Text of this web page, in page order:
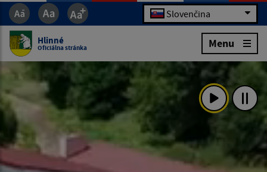
Slovenčina
Hlinné
Oficiálna stránka Menu